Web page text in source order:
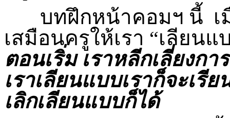
บทฝึกหน้าคอมฯ นี้ เมื่
เสมือนครูให้เรา “เลียน
ตอนเริ่ม เราหลีกเลี่ยงก
เราเลียนแบบเราก็จะเรี
เลิกเลียนแบบก็ได้